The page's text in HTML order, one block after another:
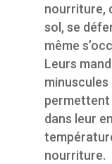
nourriture,
sol, se
même
Leurs
permettent
dans leur
nourriture.